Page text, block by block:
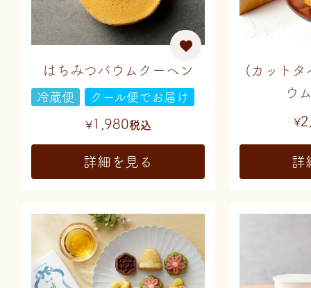
はちみつバウムクーヘン
冷蔵便 クール便でお届け
¥1,980税込
詳細を見る
(カットタ
ウ
¥
詳